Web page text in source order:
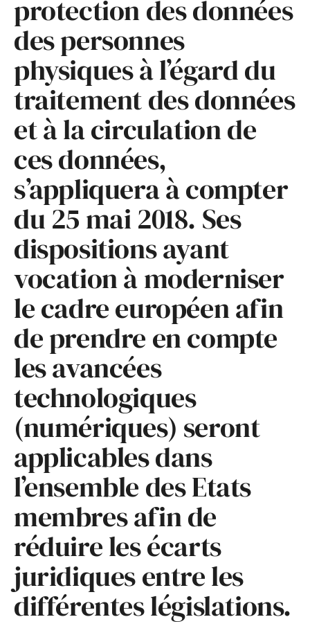
protection des données
des personnes
physiques à l’égard du
traitement des données
et à la circulation de
ces données,
s’appliquera à compter
du 25 mai 2018. Ses
dispositions ayant
vocation à moderniser
le cadre européen afin
de prendre en compte
les avancées
technologiques
(numériques) seront
applicables dans
l’ensemble des Etats
membres afin de
réduire les écarts
juridiques entre les
différentes législations.